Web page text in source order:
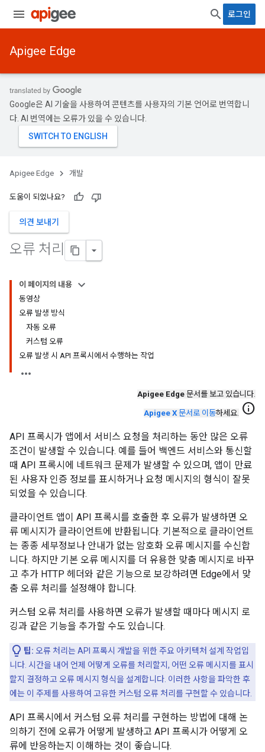
로그인
Apigee Edge
Google은 AI 기술을 사용하여 콘텐츠를 사용자의 기본 언어로 번역합니
다. AI 번역에는 오류가 있을 수 있습니다.
Apigee Edge 개발
도움이 되었나요?
의견 보내기
오류 처리
이 페이지의 내용
동영상
오류 발생 방식
자동 오류
커스텀 오류
오류 발생 시 API 프록시에서 수행하는 작업
Apigee Edge 문서를 보고 있습니다.
Apigee X 문서로 이동하세요. info
API 프록시가 앱에서 서비스 요청을 처리하는 동안 많은 오류
조건이 발생할 수 있습니다. 예를 들어 백엔드 서비스와 통신할
때 API 프록시에 네트워크 문제가 발생할 수 있으며, 앱이 만료
된 사용자 인증 정보를 표시하거나 요청 메시지의 형식이 잘못
되었을 수 있습니다.
클라이언트 앱이 API 프록시를 호출한 후 오류가 발생하면 오
류 메시지가 클라이언트에 반환됩니다. 기본적으로 클라이언트
는 종종 세부정보나 안내가 없는 암호화 오류 메시지를 수신합
니다. 하지만 기본 오류 메시지를 더 유용한 맞춤 메시지로 바꾸
고 추가 HTTP 헤더와 같은 기능으로 보강하려면 Edge에서 맞
춤 오류 처리를 설정해야 합니다.
커스텀 오류 처리를 사용하면 오류가 발생할 때마다 메시지 로
깅과 같은 기능을 추가할 수도 있습니다.
팁: 오류 처리는 API 프록시 개발을 위한 주요 아키텍처 설계 작업입
니다. 시간을 내어 언제 어떻게 오류를 처리할지, 어떤 오류 메시지를 표시
할지 결정하고 오류 메시지 형식을 설계합니다. 이러한 사항을 파악한 후
에는 이 주제를 사용하여 고유한 커스텀 오류 처리를 구현할 수 있습니다.
API 프록시에서 커스텀 오류 처리를 구현하는 방법에 대해 논
의하기 전에 오류가 어떻게 발생하고 API 프록시가 어떻게 오
류에 반응하는지 이해하는 것이 좋습니다.